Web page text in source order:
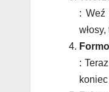
: Weź
: